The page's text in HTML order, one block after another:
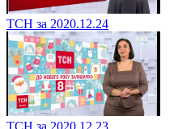
ТСН за 2020.12.24
ТСН за 2020.12.23